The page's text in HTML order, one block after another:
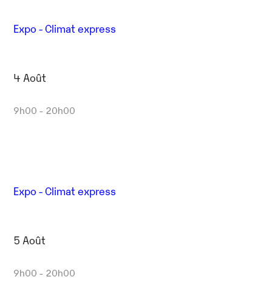
Expo - Climat express
4 Août
9h00 - 20h00
Expo - Climat express
5 Août
9h00 - 20h00